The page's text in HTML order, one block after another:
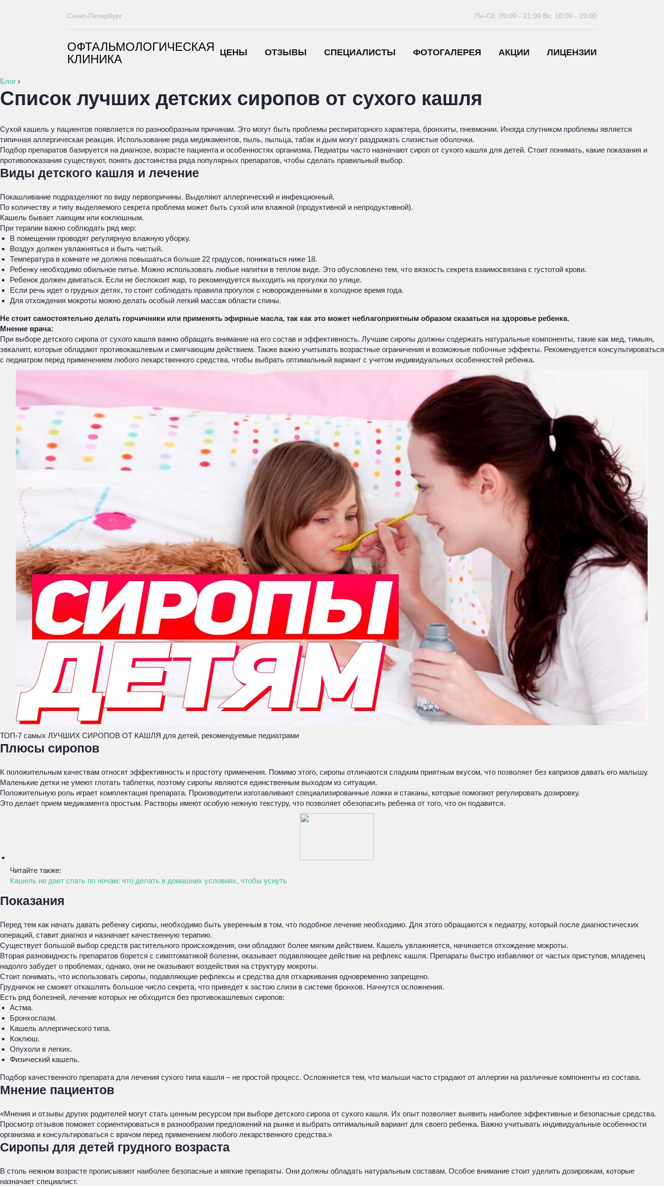
ОФТАЛЬМОЛОГИЧЕСКАЯ
КЛИНИКА
ЦЕНЫ ОТЗЫВЫ СПЕЦИАЛИСТЫ ФОТОГАЛЕРЕЯ АКЦИИ ЛИЦЕНЗИИ
Санкт-Петербург Пн-Сб: 09:00 - 21:00 Вс: 10:00 - 19:00
Блог ›
Список лучших детских сиропов от сухого кашля
Сухой кашель у пациентов появляется по разнообразным причинам. Это могут быть проблемы респираторного характера, бронхиты, пневмонии. Иногда спутником проблемы является
типичная аллергическая реакция. Использование ряда медикаментов, пыль, пыльца, табак и дым могут раздражать слизистые оболочки.
Подбор препаратов базируется на диагнозе, возрасте пациента и особенностях организма. Педиатры часто назначают сироп от сухого кашля для детей. Стоит понимать, какие показания и
противопоказания существуют, понять достоинства ряда популярных препаратов, чтобы сделать правильный выбор.
Виды детского кашля и лечение
Покашливание подразделяют по виду первопричины. Выделяют аллергический и инфекционный.
По количеству и типу выделяемого секрета проблема может быть сухой или влажной (продуктивной и непродуктивной).
Кашель бывает лающим или коклюшным.
При терапии важно соблюдать ряд мер:
В помещении проводят регулярную влажную уборку.
Воздух должен увлажняться и быть чистый.
Температура в комнате не должна повышаться больше 22 градусов, понижаться ниже 18.
Ребенку необходимо обильное питье. Можно использовать любые напитки в теплом виде. Это обусловлено тем, что вязкость секрета взаимосвязана с густотой крови.
Ребенок должен двигаться. Если не беспокоит жар, то рекомендуется выходить на прогулки по улице.
Если речь идет о грудных детях, то стоит соблюдать правила прогулок с новорожденными в холодное время года.
Для отхождения мокроты можно делать особый легкий массаж области спины.
Не стоит самостоятельно делать горчичники или применять эфирные масла, так как это может неблагоприятным образом сказаться на здоровье ребенка.
Мнение врача:
При выборе детского сиропа от сухого кашля важно обращать внимание на его состав и эффективность. Лучшие сиропы должны содержать натуральные компоненты, такие как мед, тимьян,
эвкалипт, которые обладают противокашлевым и смягчающим действием. Также важно учитывать возрастные ограничения и возможные побочные эффекты. Рекомендуется консультироваться
с педиатром перед применением любого лекарственного средства, чтобы выбрать оптимальный вариант с учетом индивидуальных особенностей ребенка.
ТОП-7 самых ЛУЧШИХ СИРОПОВ ОТ КАШЛЯ для детей, рекомендуемые педиатрами
Плюсы сиропов
К положительным качествам относят эффективность и простоту применения. Помимо этого, сиропы отличаются сладким приятным вкусом, что позволяет без капризов давать его малышу.
Маленькие детки не умеют глотать таблетки, поэтому сиропы являются единственным выходом из ситуации.
Положительную роль играет комплектация препарата. Производители изготавливают специализированные ложки и стаканы, которые помогают регулировать дозировку.
Это делает прием медикамента простым. Растворы имеют особую нежную текстуру, что позволяет обезопасить ребенка от того, что он подавится.
Читайте также:
Кашель не дает спать по ночам: что делать в домашних условиях, чтобы уснуть
Показания
Перед тем как начать давать ребенку сиропы, необходимо быть уверенным в том, что подобное лечение необходимо. Для этого обращаются к педиатру, который после диагностических
операций, ставит диагноз и назначает качественную терапию.
Существует большой выбор средств растительного происхождения, они обладают более мягким действием. Кашель увлажняется, начинается отхождение мокроты.
Вторая разновидность препаратов борется с симптоматикой болезни, оказывает подавляющее действие на рефлекс кашля. Препараты быстро избавляют от частых приступов, младенец
надолго забудет о проблемах, однако, они не оказывают воздействия на структуру мокроты.
Стоит понимать, что использовать сиропы, подавляющие рефлексы и средства для отхаркивания одновременно запрещено.
Грудничок не сможет откашлять большое число секрета, что приведет к застою слизи в системе бронхов. Начнутся осложнения.
Есть ряд болезней, лечение которых не обходится без противокашлевых сиропов:
Астма.
Бронхоспазм.
Кашель аллергического типа.
Коклюш.
Опухоли в легких.
Физический кашель.
Подбор качественного препарата для лечения сухого типа кашля – не простой процесс. Осложняется тем, что малыши часто страдают от аллергии на различные компоненты из состава.
Мнение пациентов
«Мнения и отзывы других родителей могут стать ценным ресурсом при выборе детского сиропа от сухого кашля. Их опыт позволяет выявить наиболее эффективные и безопасные средства.
Просмотр отзывов поможет сориентироваться в разнообразии предложений на рынке и выбрать оптимальный вариант для своего ребенка. Важно учитывать индивидуальные особенности
организма и консультироваться с врачом перед применением любого лекарственного средства.»
Сиропы для детей грудного возраста
В столь нежном возрасте прописывают наиболее безопасные и мягкие препараты. Они должны обладать натуральным составам. Особое внимание стоит уделить дозировкам, которые
назначает специалист.